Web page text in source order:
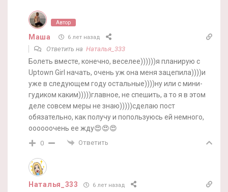
Автор
Маша 6 лет назад
Ответить на Наталья_333
Болеть вместе, конечно, веселее))))))я планирую с
Uptown Girl начать, очень уж она меня зацепила))))и
уже в следующем году остальные))))ну или с мини-
гудиком каким)))))главное, не спешить, а то я в этом
деле совсем меры не знаю)))))сделаю пост
обязательно, как получу и попользуюсь ей немного,
оооооочень ее жду😍😍😍
0 Ответить
Наталья_333 6 лет назад